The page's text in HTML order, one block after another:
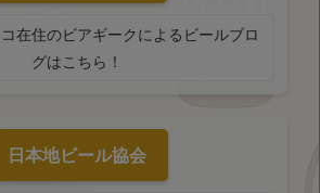
在住のビアギークによるビールブロ
グはこちら！
日本地ビール協会